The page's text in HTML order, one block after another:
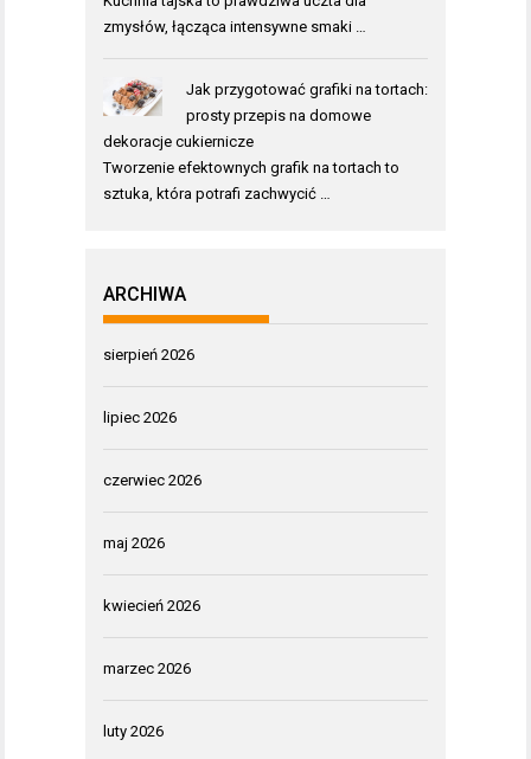
zmysłów, łącząca intensywne smaki …
Jak przygotować grafiki na tortach:
prosty przepis na domowe
dekoracje cukiernicze
Tworzenie efektownych grafik na tortach to
sztuka, która potrafi zachwycić …
ARCHIWA
sierpień 2026
lipiec 2026
czerwiec 2026
maj 2026
kwiecień 2026
marzec 2026
luty 2026